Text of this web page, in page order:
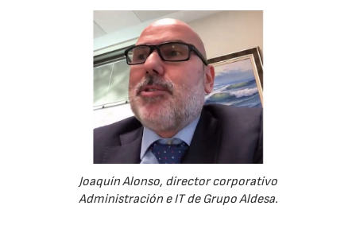
Joaquín Alonso, director corporativo
Administración e IT de Grupo Aldesa.